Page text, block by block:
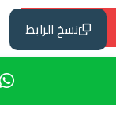
نسخ الرابط